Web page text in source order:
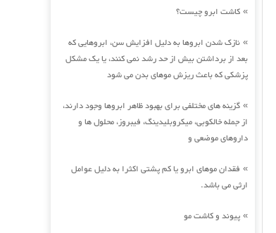
» کاشت ابرو چیست؟
» نازک شدن ابروها به دلیل افزایش سن، ابروهایی که
بعد از برداشتن بیش از حد رشد نمی کنند، یا یک مشکل
پزشکی که باعث ریزش موهای بدن می شود
» گزینه های مختلفی برای بهبود ظاهر ابروها وجود دارند،
از جمله خالکوبی، میکروبلیدینگ، فیبروز، محلول ها و
داروهای موضعی و
» فقدان موهای ابرو یا کم پشتی اکثرا به دلیل عوامل
ارثی می باشد.
» پیوند و کاشت مو